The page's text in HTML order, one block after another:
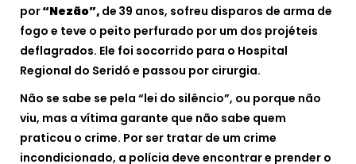
por“Nezão”, de 39 anos, sofreu disparos de arma de
fogo e teve o peito perfurado por um dos projéteis
deflagrados. Ele foi socorrido para o Hospital
Regional do Seridó e passou por cirurgia.
Não se sabe se pela “lei do silêncio”, ou porque não
viu, mas a vítima garante que não sabe quem
praticou o crime. Por ser tratar de um crime
incondicionado, a polícia deve encontrar e prender o